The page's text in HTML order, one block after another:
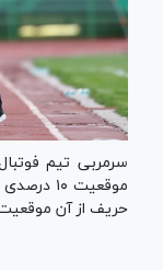
سرمربی تیم
موقعیت
حریف از آن